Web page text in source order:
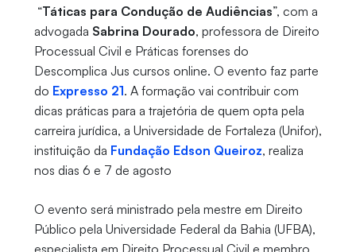
“Táticas para Condução de Audiências”, com a
advogada Sabrina Dourado, professora de Direito
Processual Civil e Práticas forenses do
Descomplica Jus cursos online. O evento faz parte
do Expresso 21. A formação vai contribuir com
dicas práticas para a trajetória de quem opta pela
carreira jurídica, a Universidade de Fortaleza (Unifor),
instituição da Fundação Edson Queiroz, realiza
nos dias 6 e 7 de agosto
O evento será ministrado pela mestre em Direito
Público pela Universidade Federal da Bahia (UFBA),
especialista em Direito Processual Civil e membro